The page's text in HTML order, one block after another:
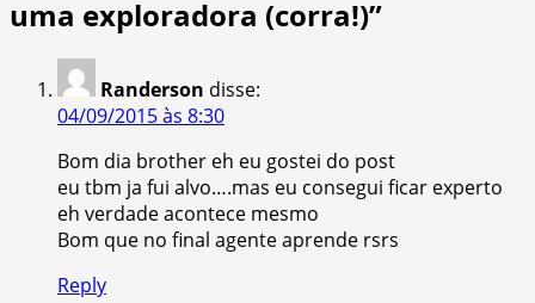
uma exploradora (corra!)”
Randerson disse:
04/09/2015 às 8:30
Bom dia brother eh eu gostei do post
eu tbm ja fui alvo….mas eu consegui ficar experto
eh verdade acontece mesmo
Bom que no final agente aprende rsrs
Reply